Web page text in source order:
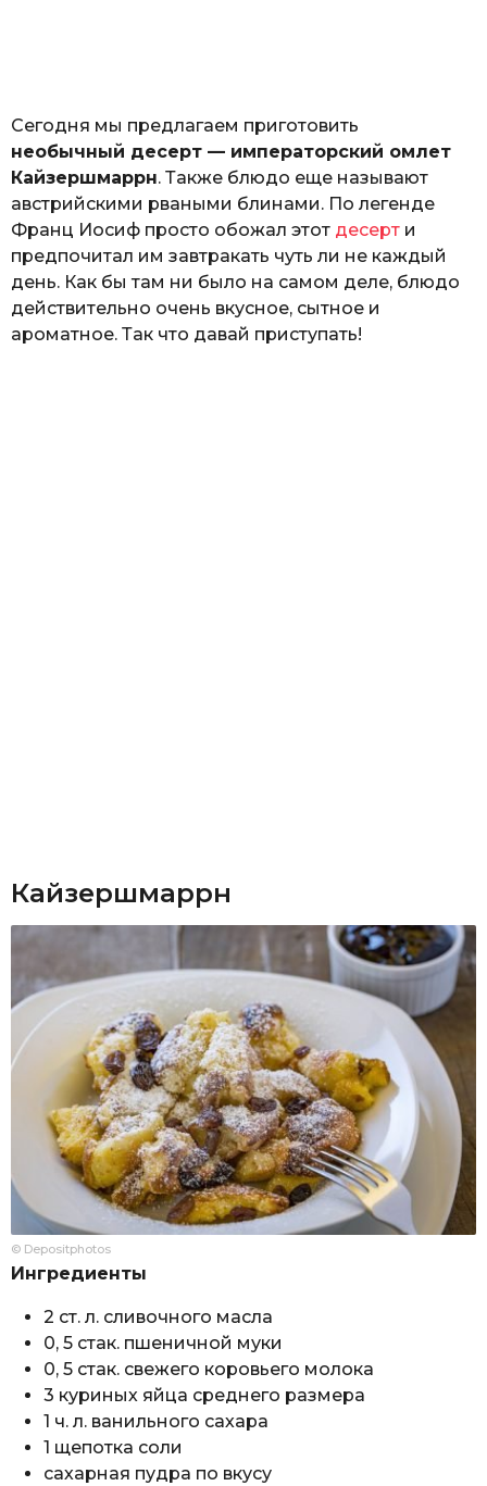
Сегодня мы предлагаем приготовить
необычный десерт — императорский омлет
Кайзершмаррн. Также блюдо еще называют
австрийскими рваными блинами. По легенде
Франц Иосиф просто обожал этот десерт и
предпочитал им завтракать чуть ли не каждый
день. Как бы там ни было на самом деле, блюдо
действительно очень вкусное, сытное и
ароматное. Так что давай приступать!
Кайзершмаррн
© Depositphotos
Ингредиенты
2 ст. л. сливочного масла
0, 5 стак. пшеничной муки
0, 5 стак. свежего коровьего молока
3 куриных яйца среднего размера
1 ч. л. ванильного сахара
1 щепотка соли
сахарная пудра по вкусу